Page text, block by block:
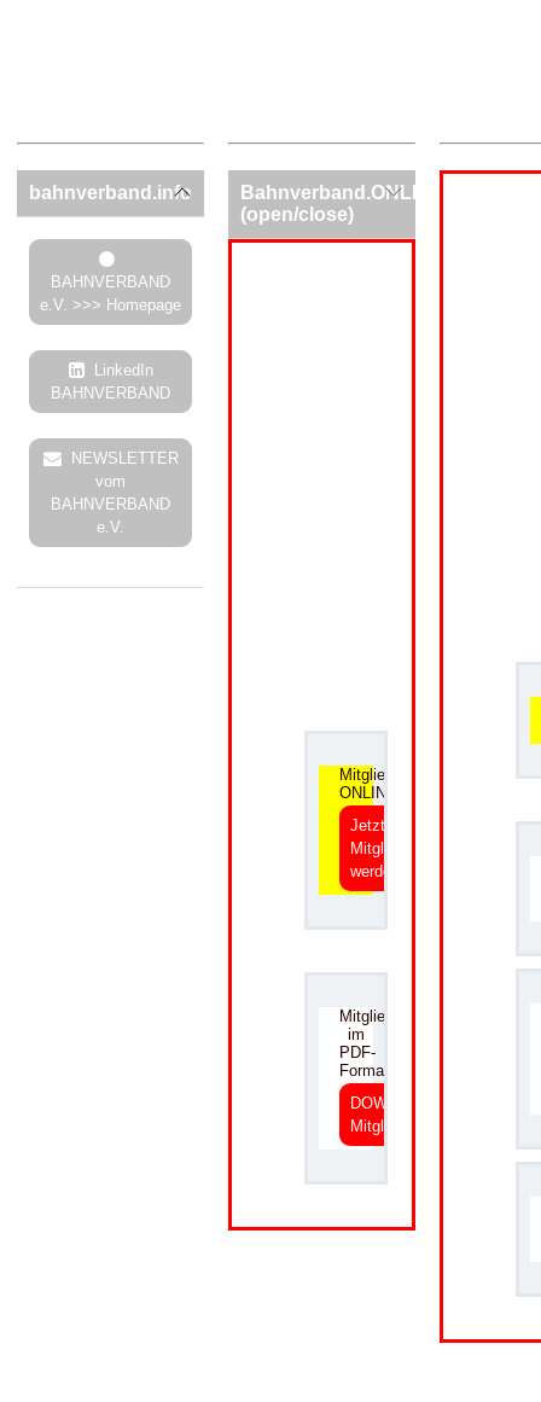
bahnverband.info
BAHNVERBAND
e.V. >>> Homepage
LinkedIn
BAHNVERBAND
NEWSLETTER
vom
BAHNVERBAND
e.V.
Bahnverband.ONLINE
(open/close)
Mitgliedsantrag
ONLINE
Jetzt
Mitglied
werden
Mitgliedsantrag
im
PDF-
Format
DOWNLOAD
Mitgliedsantrag